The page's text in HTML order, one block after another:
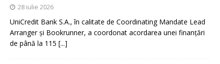
28 iulie 2026
UniCredit Bank S.A., în calitate de Coordinating Mandate Lead
Arranger și Bookrunner, a coordonat acordarea unei finanțări
de până la 115 [...]